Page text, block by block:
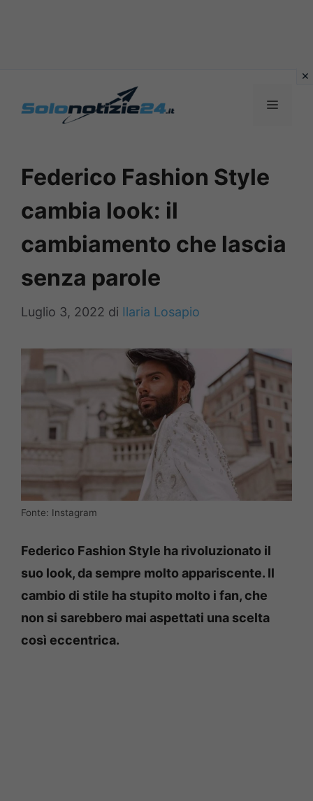
MENU
Federico Fashion Style
cambia look: il
cambiamento che lascia
senza parole
Luglio 3, 2022 di Ilaria Losapio
Fonte: Instagram
Federico Fashion Style ha rivoluzionato il
suo look, da sempre molto appariscente. Il
cambio di stile ha stupito molto i fan, che
non si sarebbero mai aspettati una scelta
così eccentrica.